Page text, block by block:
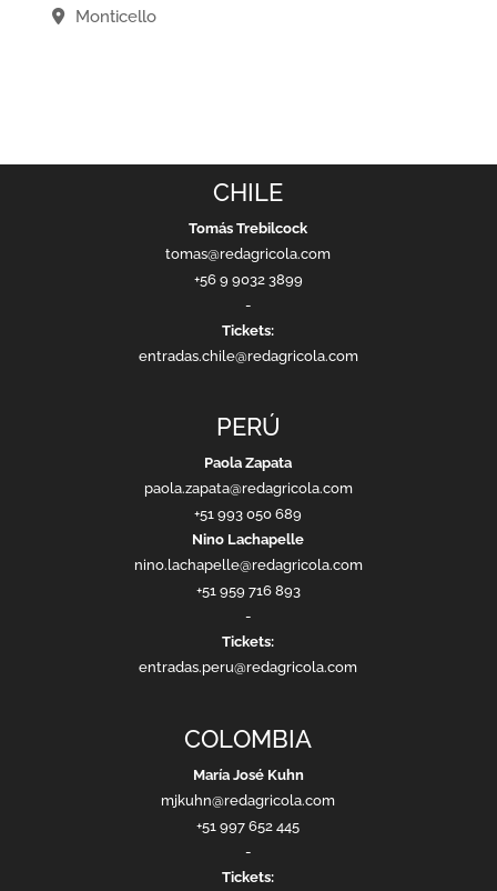
Monticello
CHILE
Tomás Trebilcock
tomas@redagricola.com
+56 9 9032 3899
-
Tickets:
entradas.chile@redagricola.com
PERÚ
Paola Zapata
paola.zapata@redagricola.com
+51 993 050 689
Nino Lachapelle
nino.lachapelle@redagricola.com
+51 959 716 893
-
Tickets:
entradas.peru@redagricola.com
COLOMBIA
María José Kuhn
mjkuhn@redagricola.com
+51 997 652 445
-
Tickets: